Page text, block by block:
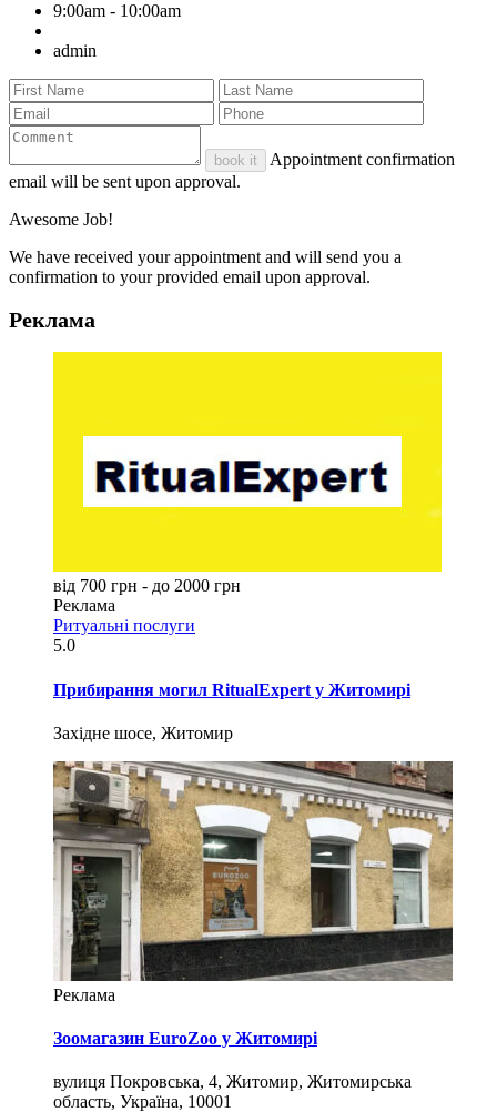
9:00am - 10:00am
admin
book it
Appointment confirmation
email will be sent upon approval.
Awesome Job!
We have received your appointment and will send you a
confirmation to your provided email upon approval.
Реклама
від 700 грн - до 2000 грн
Реклама
Ритуальні послуги
5.0
Прибирання могил RitualExpert у Житомирі
Західне шосе, Житомир
Реклама
Зоомагазин EuroZoo у Житомирі
вулиця Покровська, 4, Житомир, Житомирська
область, Україна, 10001